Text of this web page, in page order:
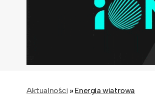
Aktualności » Energia wiatrowa